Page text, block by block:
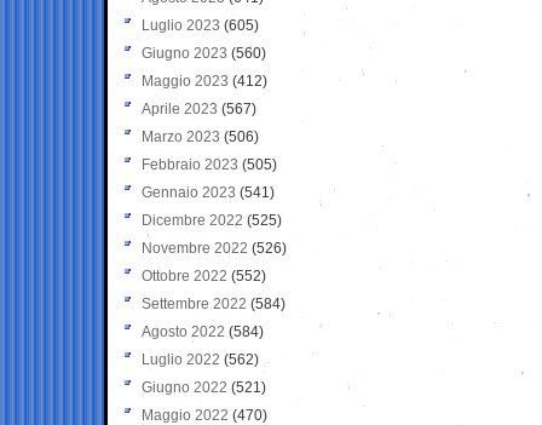
Luglio 2023 (605)
Giugno 2023 (560)
Maggio 2023 (412)
Aprile 2023 (567)
Marzo 2023 (506)
Febbraio 2023 (505)
Gennaio 2023 (541)
Dicembre 2022 (525)
Novembre 2022 (526)
Ottobre 2022 (552)
Settembre 2022 (584)
Agosto 2022 (584)
Luglio 2022 (562)
Giugno 2022 (521)
Maggio 2022 (470)